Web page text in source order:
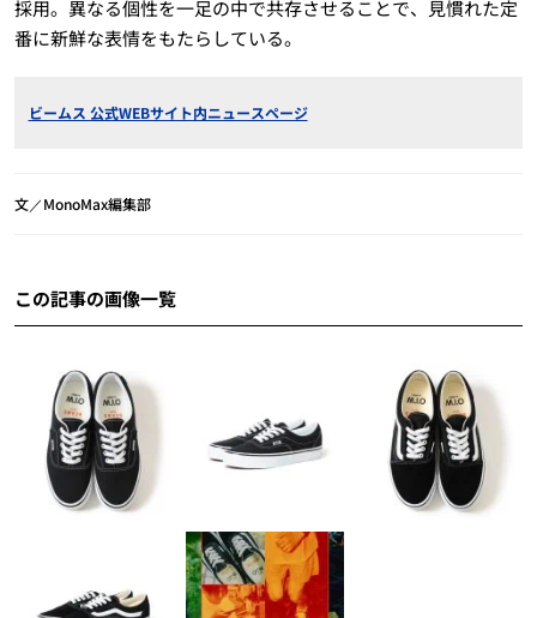
採用。異なる個性を一足の中で共存させることで、見慣れた定
番に新鮮な表情をもたらしている。
ビームス 公式WEBサイト内ニュースページ
文／MonoMax編集部
この記事の画像一覧